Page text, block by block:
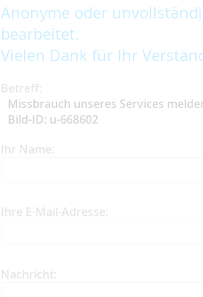
Anonyme oder
bearbeitet.
Vielen Dank für Ihr
Betreff:
Missbrauch unseres Services
Bild-ID: u-668602
Ihr Name:
Ihre E-Mail-Adresse:
Nachricht: